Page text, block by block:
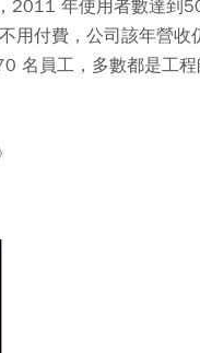
2011 年使用者數達到
用付費，公司該年營
名員工，多數都是工